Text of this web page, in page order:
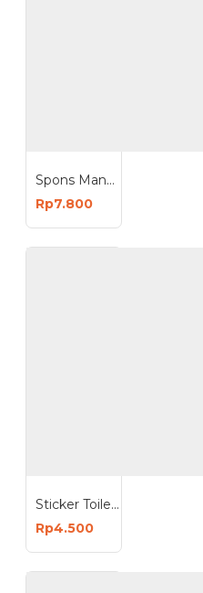
Spons Mandi Bulat Lembut Scrubber
Rp7.800
Sticker Toilet Pengharum dan Pewangi Tempel Dinding
Rp4.500